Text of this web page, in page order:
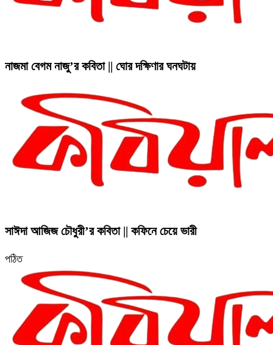
নাজমা বেগম নাজু’র কবিতা || ঘোর দক্ষিণার ঘনঘটায়
সাঈদা আজিজ চৌধুরী’র কবিতা || কফিনে চেয়ে ভারী
পঠিত